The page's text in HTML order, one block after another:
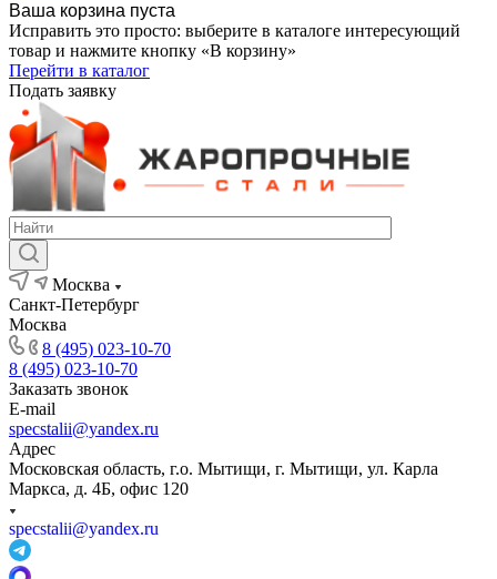
Ваша корзина пуста
Исправить это просто: выберите в каталоге интересующий
товар и нажмите кнопку «В корзину»
Перейти в каталог
Подать заявку
Москва
Санкт-Петербург
Москва
8 (495) 023-10-70
8 (495) 023-10-70
Заказать звонок
E-mail
specstalii@yandex.ru
Адрес
Московская область, г.о. Мытищи, г. Мытищи, ул. Карла
Маркса, д. 4Б, офис 120
specstalii@yandex.ru